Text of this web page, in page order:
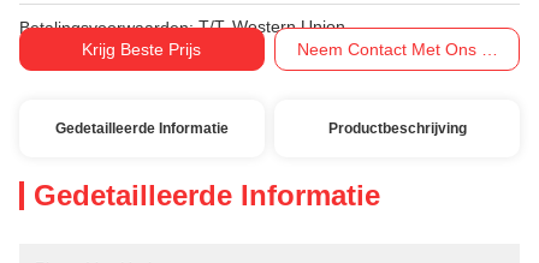
Betalingsvoorwaarden: T/T, Western Union
Krijg Beste Prijs
Neem Contact Met Ons Op
Gedetailleerde Informatie Productbeschrijving
Gedetailleerde Informatie